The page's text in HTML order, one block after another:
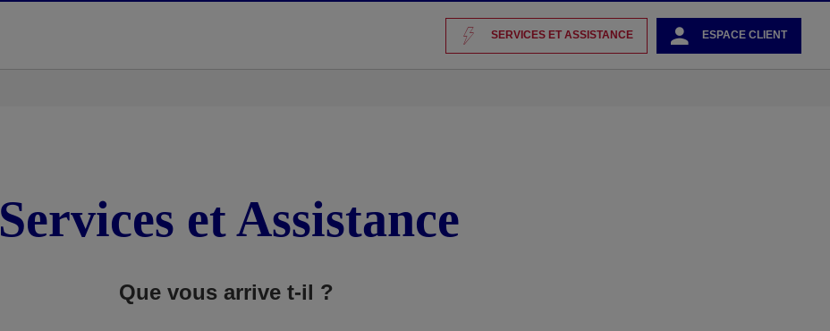
SERVICES ET ASSISTANCE ESPACE CLIENT
Services et Assistance
Que vous arrive t-il ?